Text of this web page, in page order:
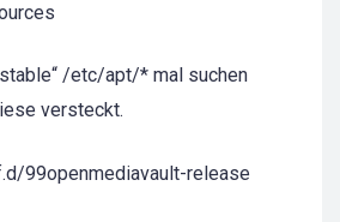
/etc/apt/* mal suchen
versteckt.
99openmediavault-release